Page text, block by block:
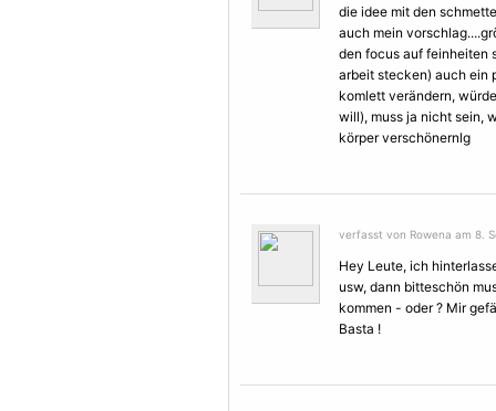
die idee mit den
auch mein
den focus auf feinheiten
arbeit stecken) auch ein
komlett verändern,
will), muss ja nicht sein,
körper verschönernlg
verfasst von Rowena am 8.
Hey Leute, ich
usw, dann bitteschön
kommen - oder ? Mir
Basta !